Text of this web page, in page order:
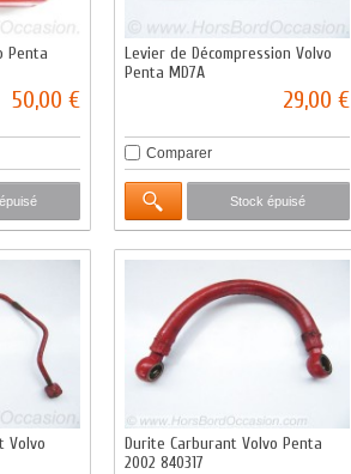
Penta
50,00 €
Levier de Décompression Volvo
Penta MD7A
29,00 €
Comparer
Stock épuisé
Volvo
Durite Carburant Volvo Penta
2002 840317